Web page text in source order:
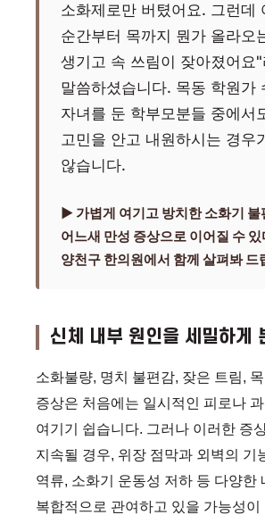
소화제로만 버텼어요. 그런데
순간부터 목까지 뭔가 올라오
생기고 속 쓰림이 잦아졌어요"
말씀하셨습니다. 목동 학원가
자녀를 둔 학부모분들 중에서
고민을 안고 내원하시는 경우
않습니다.
▶ 가볍게 여기고 방치한 소화기 불
어느새 만성 증상으로 이어질 수
양천구 한의원에서 함께 살펴봐 드
신체 내부 원인을 세밀하게
소화불량, 명치 불편감, 잦은 트림,
증상은 처음에는 일시적인 피로나
여기기 쉽습니다. 그러나 이러한 증
지속될 경우, 위장 점막과 외벽의 기
역류, 소화기 운동성 저하 등 다양한
복합적으로 관여하고 있을 가능성이